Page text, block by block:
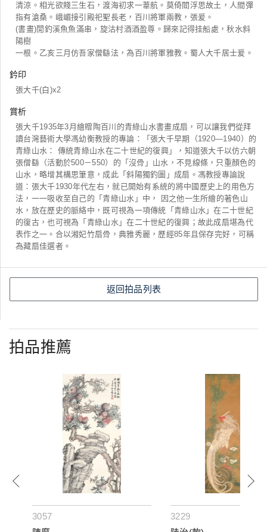
清涼。相光欲賤三生石，渡海初求一葦航。莫倚閻浮思故土，人間彈
指有滄桑。峨嵋接引殿祀聖長老，百川將軍兩教，張爰。
(書畫)閒釣溪魚魚滿串，旋沽村酒酒盈尊。歸來記得挂船處，秋水斜
陽樹
一根。乙亥三月仿吾家僧繇法，為百川將軍雅教。蜀人大千居士爰。
鈐印
張大千(白)x2
賞析
張大千1935年3月繪贈陶百川的青綠山水書畫成扇，可以讓我們從拜
讀台灣藝術大學馮幼衡教授的專論：「張大千早期（1920―1940）的
青綠山水： 傳統青綠山水在二十世紀的復興」，知道張大千以仿六朝
張僧繇（活動於500－550）的「沒骨」山水，不見線條，只重顏色的
山水，略增其構思筆意，成此「斜陽獨釣圖」成扇。馮教授專論說
道：張大千1930年代左右，就已開始有系統的將中國歷史上的用色方
法，一一吸收至自己的「青綠山水」中， 因之他一生所繪的著色山
水，放在歷史的脈絡中，既可視為一項傳統「青綠山水」在二十世紀
的復古，也可視為「青綠山水」在二十世紀的復興；故此成扇堪為代
表作之一。合以湘妃竹扇骨，典雅秀麗，歷經85年且保存完好，可稱
為藏扇佳選者。
返回拍品列表
拍品推薦
3057
3229